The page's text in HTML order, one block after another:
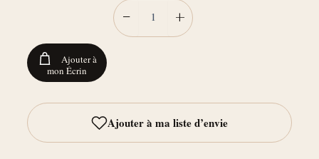
− +
Ajouter à
mon Écrin